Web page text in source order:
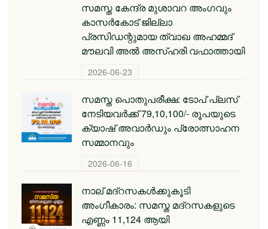
സമസ്ത കേന്ദ്ര മുശാവറ അംഗവും
കാസര്‍കോട് ജില്ലാ
പ്രസിഡന്റുമായ ത്വാഖ അഹമ്മദ്
മൗലവി അല്‍ അസ്ഹരി വഫാത്തായി
2026-06-23
സമസ്ത പൊതുപരീക്ഷ: ടോപ് പ്ലസ്
നേടിയവര്‍ക്ക് 79,10,100/- രൂപയുടെ
ക്യാഷ് അവാര്‍ഡും പ്രോത്സാഹന
സമ്മാനവും
2026-06-16
നാല് മദ്‌റസകൾക്കുകൂടി
അംഗീകാരം: സമസ്ത മദ്‌റസകളുടെ
എണ്ണം 11,124 ആയി